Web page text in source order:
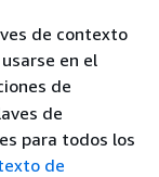
de contexto
en el
de
de
para todos los
de